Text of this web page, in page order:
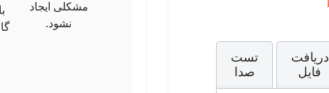
دریافت
فایل
تست
صدا
مشکلی ایجاد
نشود.